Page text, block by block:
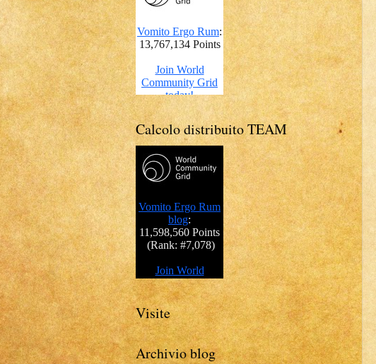
Calcolo distribuito TEAM
Visite
Archivio blog